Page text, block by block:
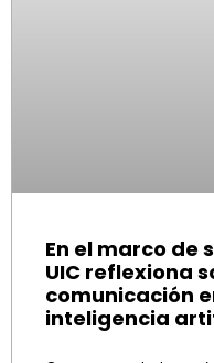
En el marco de
UIC reflexiona
comunicación
inteligencia